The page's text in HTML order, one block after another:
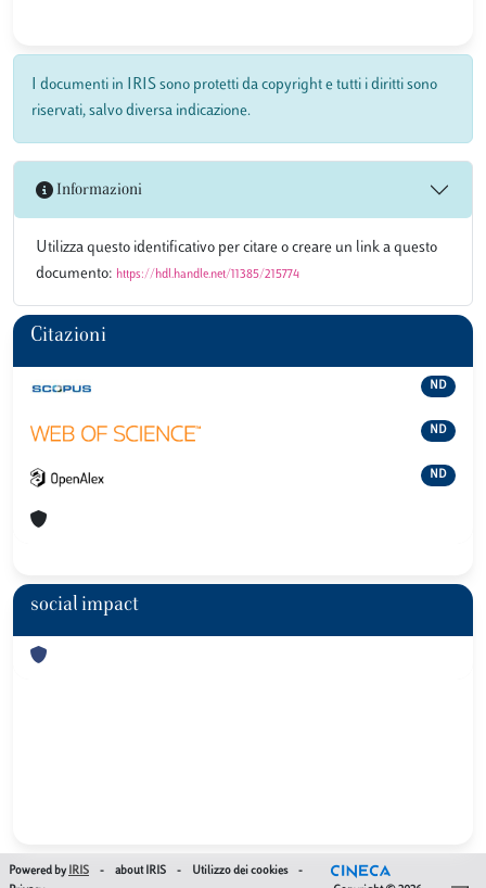
I documenti in IRIS sono protetti da copyright e tutti i diritti sono
riservati, salvo diversa indicazione.
Informazioni
Utilizza questo identificativo per citare o creare un link a questo
documento: https://hdl.handle.net/11385/215774
Citazioni
ND
ND
ND
social impact
Powered by IRIS - about IRIS - Utilizzo dei cookies
-